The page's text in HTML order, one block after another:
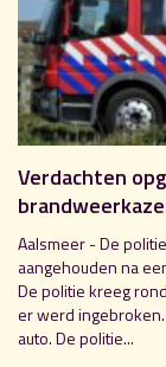
Verdachten
Aalsmeer - De
aangehouden na
De politie kreeg
er werd
auto. De politie...